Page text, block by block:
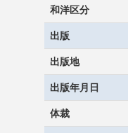
和洋区分
出版
出版地
出版年月日
体裁